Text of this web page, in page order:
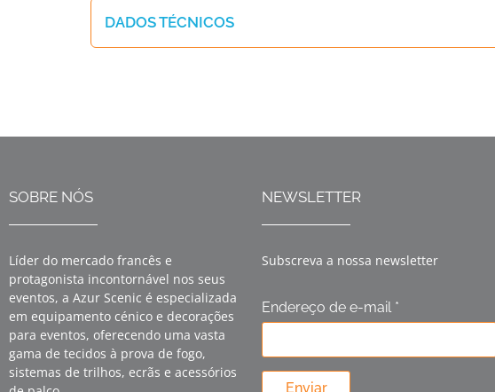
DADOS TÉCNICOS
SOBRE NÓS
Líder do mercado francês e
protagonista incontornável nos seus
eventos, a Azur Scenic é especializada
em equipamento cénico e decorações
para eventos, oferecendo uma vasta
gama de tecidos à prova de fogo,
sistemas de trilhos, ecrãs e acessórios
NEWSLETTER
Subscreva a nossa newsletter
Endereço de e-mail *
Enviar